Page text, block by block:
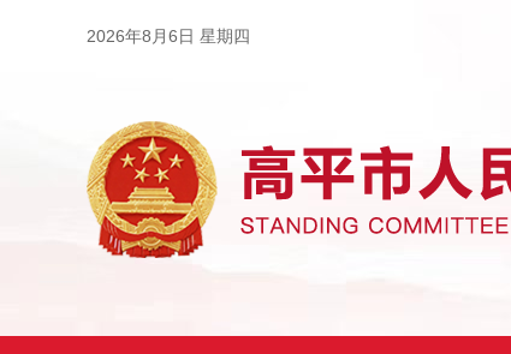
2026年8月6日 星期四